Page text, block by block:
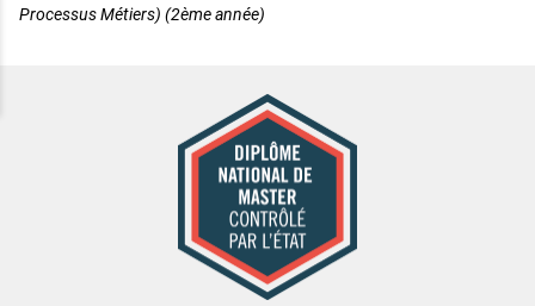
Processus Métiers) (2ème année)